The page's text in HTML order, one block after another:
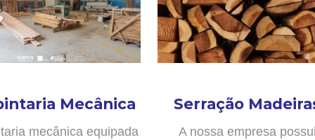
Mecânica
mecânica equipada
Serração
A nossa empresa